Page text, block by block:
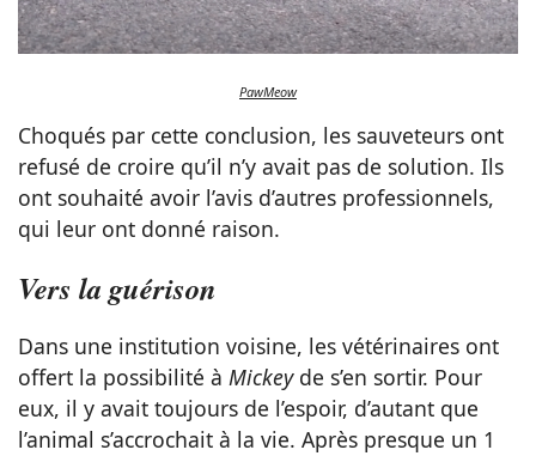
PawMeow
Choqués par cette conclusion, les sauveteurs ont
refusé de croire qu’il n’y avait pas de solution. Ils
ont souhaité avoir l’avis d’autres professionnels,
qui leur ont donné raison.
Vers la guérison
Dans une institution voisine, les vétérinaires ont
offert la possibilité à Mickey de s’en sortir. Pour
eux, il y avait toujours de l’espoir, d’autant que
l’animal s’accrochait à la vie. Après presque un 1